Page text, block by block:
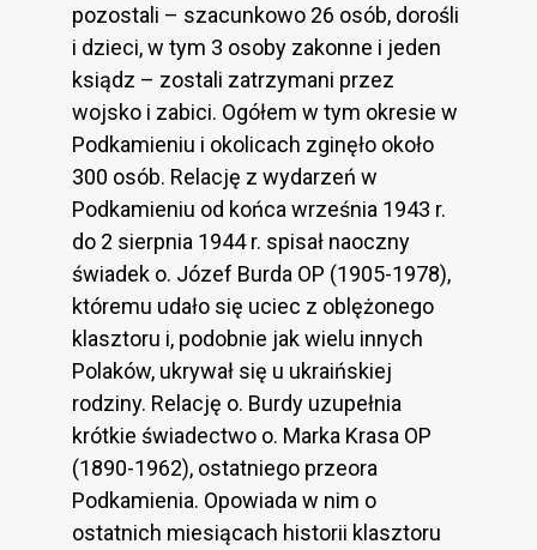
pozostali – szacunkowo 26 osób, dorośli
i dzieci, w tym 3 osoby zakonne i jeden
ksiądz – zostali zatrzymani przez
wojsko i zabici. Ogółem w tym okresie w
Podkamieniu i okolicach zginęło około
300 osób. Relację z wydarzeń w
Podkamieniu od końca września 1943 r.
do 2 sierpnia 1944 r. spisał naoczny
świadek o. Józef Burda OP (1905-1978),
któremu udało się uciec z oblężonego
klasztoru i, podobnie jak wielu innych
Polaków, ukrywał się u ukraińskiej
rodziny. Relację o. Burdy uzupełnia
krótkie świadectwo o. Marka Krasa OP
(1890-1962), ostatniego przeora
Podkamienia. Opowiada w nim o
ostatnich miesiącach historii klasztoru